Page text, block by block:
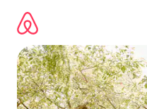
kwenda
kwenye
maudhui